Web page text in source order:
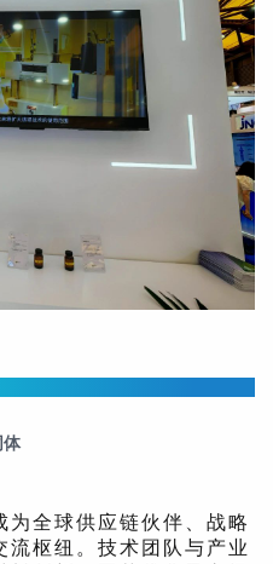
体
为全球供应链伙伴、战略
流枢纽。技术团队与产业